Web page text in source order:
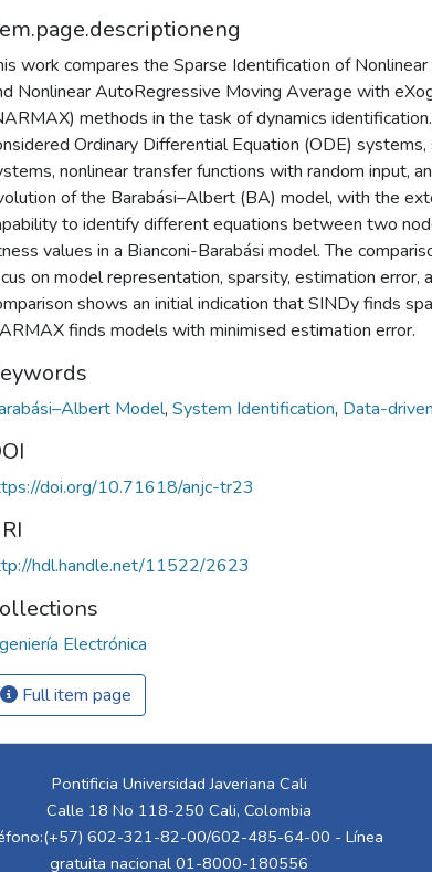
work compares the Sparse Identification of Nonlinear
Nonlinear AutoRegressive Moving Average with
methods in the task of dynamics
Ordinary Differential Equation (ODE) systems,
nonlinear transfer functions with random input,
of the Barabási–Albert (BA) model, with the
to identify different equations between two
values in a Bianconi-Barabási model. The
on model representation, sparsity, estimation error,
shows an initial indication that SINDy finds
finds models with minimised estimation error.
Model, System Identification, Data-
doi.org/10.71618/anjc-tr23
hdl.handle.net/11522/2623
Electrónica
Full item page
Pontificia Universidad Javeriana Cali
Calle 18 No 118-250 Cali, Colombia
602-321-82-00/602-485-64-00 - Línea
gratuita nacional 01-8000-180556